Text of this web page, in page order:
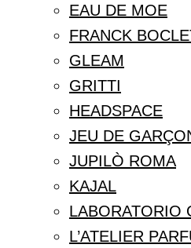
EAU DE MOE
FRANCK
GLEAM
GRITTI
HEADSPACE
JEU DE
JUPILÒ ROMA
KAJAL
LABORATORIO
L’ATELIER